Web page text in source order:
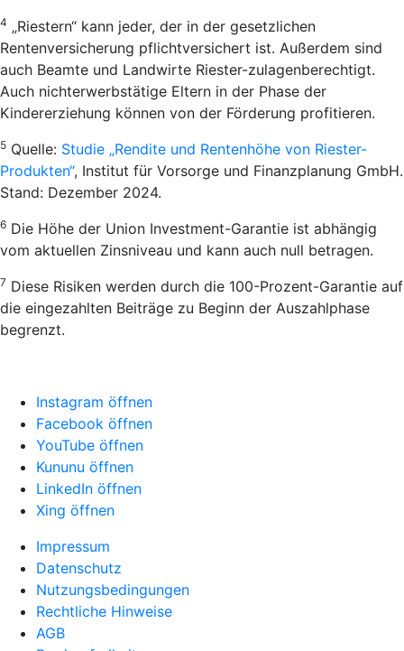
4 „Riestern“ kann jeder, der in der gesetzlichen
Rentenversicherung pflichtversichert ist. Außerdem sind
auch Beamte und Landwirte Riester-zulagenberechtigt.
Auch nichterwerbstätige Eltern in der Phase der
Kindererziehung können von der Förderung profitieren.
5 Quelle: Studie „Rendite und Rentenhöhe von Riester-
Produkten“, Institut für Vorsorge und Finanzplanung GmbH.
Stand: Dezember 2024.
6 Die Höhe der Union Investment-Garantie ist abhängig
vom aktuellen Zinsniveau und kann auch null betragen.
7 Diese Risiken werden durch die 100-Prozent-Garantie auf
die eingezahlten Beiträge zu Beginn der Auszahlphase
begrenzt.
Instagram öffnen
Facebook öffnen
YouTube öffnen
Kununu öffnen
LinkedIn öffnen
Xing öffnen
Impressum
Datenschutz
Nutzungsbedingungen
Rechtliche Hinweise
AGB